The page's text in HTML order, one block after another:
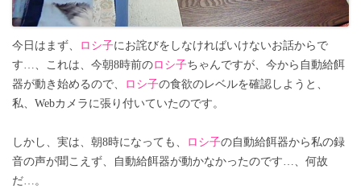
今日はまず、 ロシ子にお詫びをしなければいけないお話からで
す…、これは、今朝8時前のロシ子ちゃんですが、今から自動給餌
器が動き始めるので、
ロシ子の食欲のレベルを確認しようと、
私、Webカメラに張り付いていたのです。
しかし、実は、朝8時になっても、 ロシ子の自動給餌器から私の録
音の声が聞こえず、自動給餌器が動かなかったのです…、何故
だ…。